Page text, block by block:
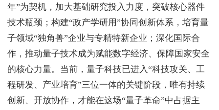
年”为契机，加大基础研究投入力度，突破核心器件
技术瓶颈；构建“政产学研用”协同创新体系，培育量
子领域“独角兽”企业与专精特新企业；深化国际合
作，推动量子技术成为赋能数字经济、保障国家安全
的核心力量。当前，量子科技已进入“科技攻关、工
程研发、产业培育”三位一体的关键阶段，唯有持续
创新、开放协作，才能在这场“量子革命”中占据主